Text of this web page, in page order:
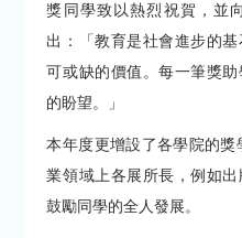
獎同學致以熱烈祝賀，並
出：「教育是社會進步的
可或缺的價值。每一筆獎
的盼望。」
本年度更增設了各學院的
業領域上各展所長，例如
鼓勵同學的全人發展。